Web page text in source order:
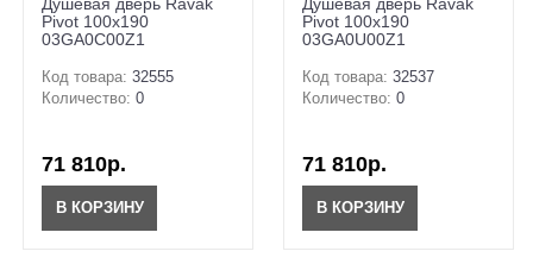
Душевая дверь Ravak
Pivot 100x190
03GA0C00Z1
Код товара: 32555
Количество: 0
71 810р.
В КОРЗИНУ
Душевая дверь Ravak
Pivot 100x190
03GA0U00Z1
Код товара: 32537
Количество: 0
71 810р.
В КОРЗИНУ